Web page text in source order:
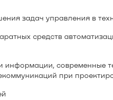
задач управления в
средств
современные
при